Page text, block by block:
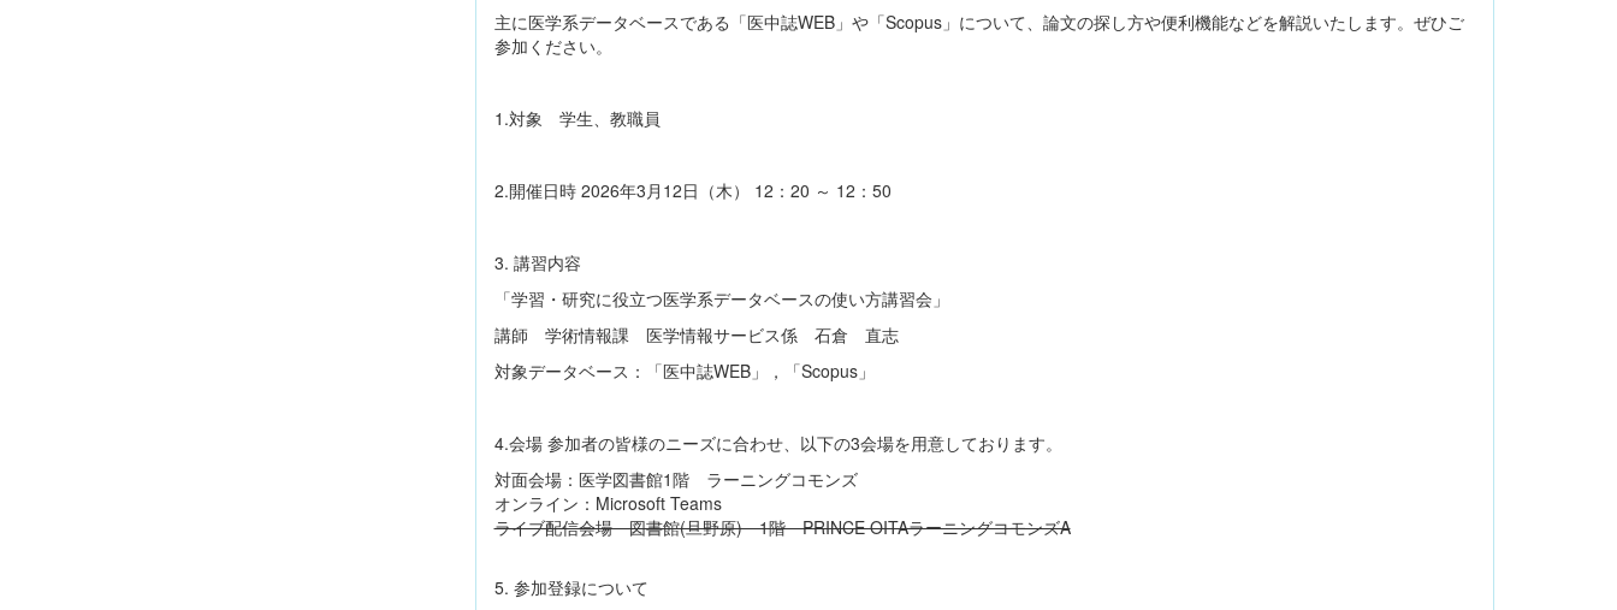
主に医学系データベースである「医中誌WEB」や「Scopus」について、論文の探し方や便利機能などを解説いたします。ぜひご
参加ください。
1.対象 学生、教職員
2.開催日時 2026年3月12日（木） 12：20 ～ 12：50
3. 講習内容
「学習・研究に役立つ医学系データベースの使い方講習会」
講師 学術情報課 医学情報サービス係 石倉 直志
対象データベース：「医中誌WEB」，「Scopus」
4.会場 参加者の皆様のニーズに合わせ、以下の3会場を用意しております。
対面会場：医学図書館1階 ラーニングコモンズ
オンライン：Microsoft Teams
ライブ配信会場 図書館(旦野原) 1階 PRINCE OITAラーニングコモンズA
5. 参加登録について